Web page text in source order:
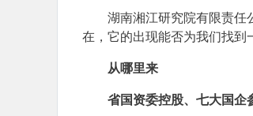
湖南湘江研究院有限责任
在，它的出现能否为我们找到
从哪里来
省国资委控股、七大国企